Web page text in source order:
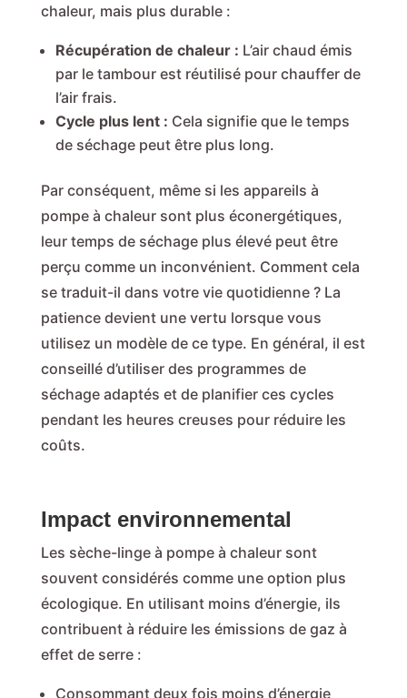
chaleur, mais plus durable :
Récupération de chaleur : L’air chaud émis
par le tambour est réutilisé pour chauffer de
l’air frais.
Cycle plus lent : Cela signifie que le temps
de séchage peut être plus long.
Par conséquent, même si les appareils à
pompe à chaleur sont plus éconergétiques,
leur temps de séchage plus élevé peut être
perçu comme un inconvénient. Comment cela
se traduit-il dans votre vie quotidienne ? La
patience devient une vertu lorsque vous
utilisez un modèle de ce type. En général, il est
conseillé d’utiliser des programmes de
séchage adaptés et de planifier ces cycles
pendant les heures creuses pour réduire les
coûts.
Impact environnemental
Les sèche-linge à pompe à chaleur sont
souvent considérés comme une option plus
écologique. En utilisant moins d’énergie, ils
contribuent à réduire les émissions de gaz à
effet de serre :
Consommant deux fois moins d’énergie